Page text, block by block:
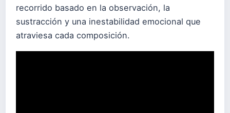
recorrido basado en la observación, la
sustracción y una inestabilidad emocional que
atraviesa cada composición.